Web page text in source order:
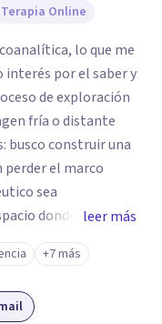
Terapia Online
lo que me
interés por el saber y
de exploración
fría o distante
busco construir una
perder el marco
sea
donde uno
es posible
afuera, qué se
En mi
tristezas, enojos y
leer más
+7 más